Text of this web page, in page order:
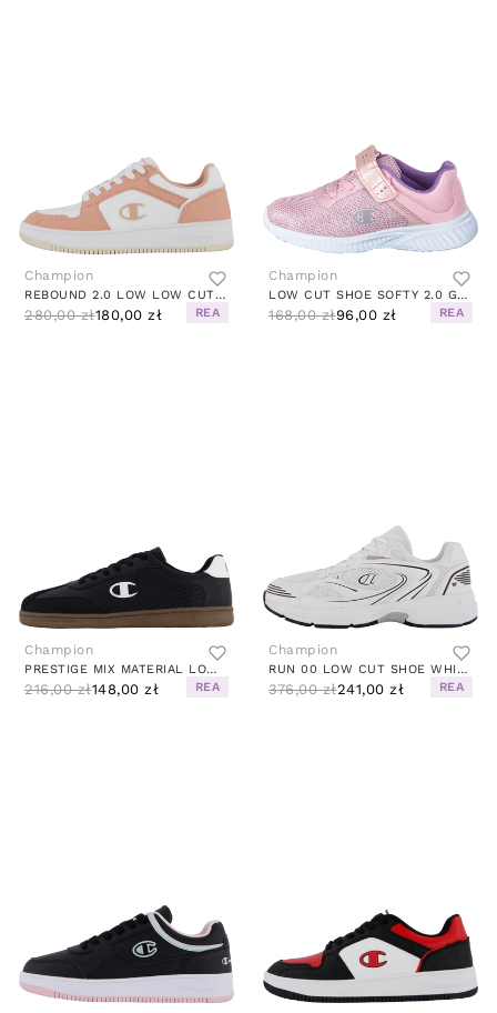
Champion
REBOUND 2.0 LOW LOW CUT SHOE SUNKIST CORAL
280,00 zł180,00 zł REA
Champion
LOW CUT SHOE SOFTY 2.0 G TD CANDY PINK
168,00 zł96,00 zł REA
Champion
PRESTIGE MIX MATERIAL LOW CUT BLACK BEAUTY
216,00 zł148,00 zł REA
Champion
RUN 00 LOW CUT SHOE WHITE A
376,00 zł241,00 zł REA